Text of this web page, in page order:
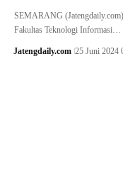
SEMARANG
Fakultas Teknologi Informasi…
Jatengdaily.com 25 Juni 2024